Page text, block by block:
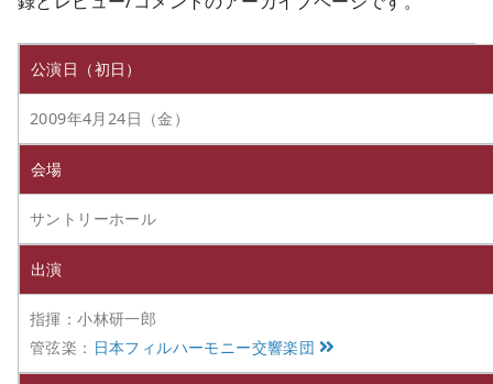
公演日（初日）
2009年4月24日（金）
会場
サントリーホール
出演
指揮：小林研一郎
管弦楽： 日本フィルハーモニー交響楽団